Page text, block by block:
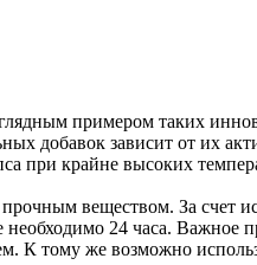
примером таких
добавок зависит от их
при крайне высоких
веществом. За счет
необходимо 24 часа. Важное
К тому же возможно